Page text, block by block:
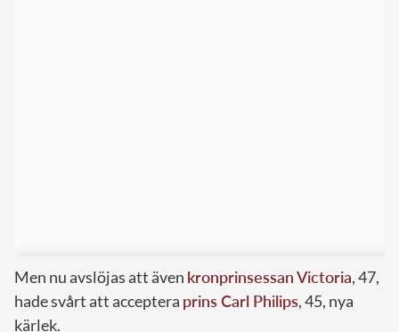
Men nu avslöjas att även kronprinsessan Victoria, 47,
hade svårt att acceptera prins Carl Philips, 45, nya
kärlek.